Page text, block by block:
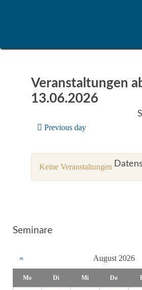
Veranstaltungen
13.06.2026
Previous day
Keine Veranstaltungen
Seminare
« August 2026
Mo Di Mi Do